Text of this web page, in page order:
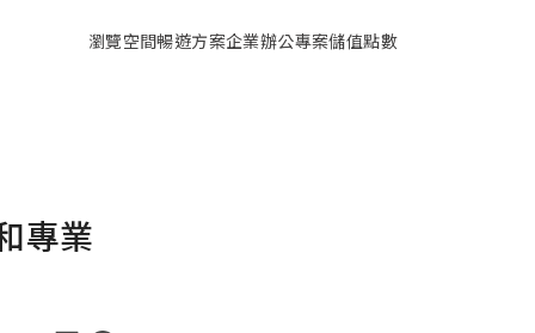
瀏覽空間暢遊方案企業辦公專案儲值點數
專業